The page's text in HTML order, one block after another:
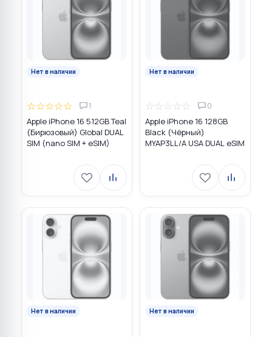
Нет в наличии
☆☆☆☆☆ 1
Apple iPhone 16 512GB Teal
(Бирюзовый) Global DUAL
SIM (nano SIM + eSIM)
Нет в наличии
☆☆☆☆☆ 0
Apple iPhone 16 128GB
Black (Чёрный)
MYAP3LL/A USA DUAL eSIM
Нет в наличии Нет в наличии